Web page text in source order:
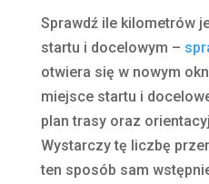
Sprawdź ile kilometrów
startu i docelowym –
otwiera się w nowym
miejsce startu i
plan trasy oraz
Wystarczy tę liczbę
ten sposób sam